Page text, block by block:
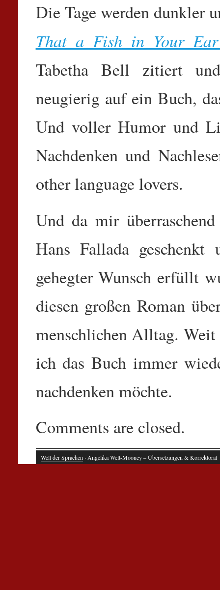
Die Tage werden dunkler
That a Fish in Your
Tabetha Bell zitiert
neugierig auf ein Buch,
Und voller Humor und
Nachdenken und
other language lovers.
Und da mir
Hans Fallada
gehegter Wunsch erfüllt
diesen großen Roman
menschlichen Alltag.
ich das Buch immer
nachdenken möchte.
Comments are closed.
Welt der Sprachen· Angelika Welt-Mooney – Übersetzungen & Korrektorat